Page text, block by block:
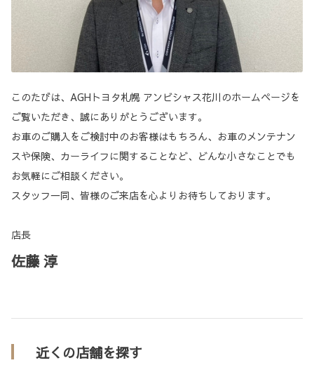
このたびは、AGHトヨタ札幌 アンビシャス花川のホームページを
ご覧いただき、誠にありがとうございます。
お車のご購入をご検討中のお客様はもちろん、お車のメンテナン
スや保険、カーライフに関することなど、どんな小さなことでも
お気軽にご相談ください。
スタッフ一同、皆様のご来店を心よりお待ちしております。
店長
佐藤 淳
近くの店舗を探す